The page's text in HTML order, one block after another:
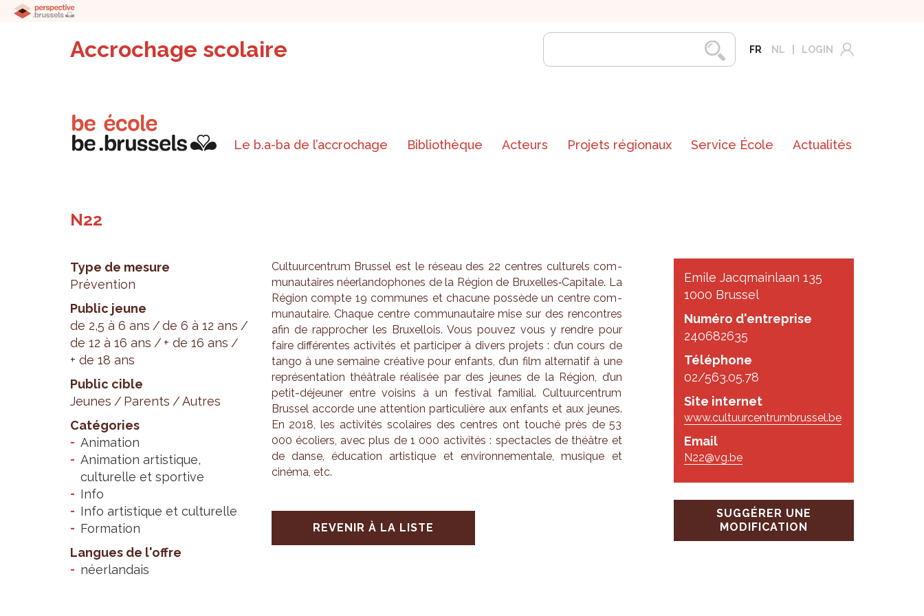
Accrochage scolaire FR NL LOGIN
Le b.a-ba de l’accrochage Bibliothèque Acteurs Projets régionaux Service École Actualités
N22
Type de mesure
Prévention
Public jeune
de 2,5 à 6 ans
de 6 à 12 ans
de 12 à 16 ans
+ de 16 ans
+ de 18 ans
Public cible
Jeunes
Parents
Autres
Catégories
Animation
Animation artistique,
culturelle et sportive
Info
Info artistique et culturelle
Formation
Langues de l'offre
néerlandais
Emile Jacqmainlaan 135
1000 Brussel
Numéro d'entreprise
240682635
Téléphone
02/563.05.78
Site internet
www.cultuurcentrumbrussel.be
Email
N22@vg.be
SUGGÉRER UNE
MODIFICATION
Cultuur­cen­trum Brus­sel est le réseau des 22 centres cultu­rels com­
mu­nau­taires néer­lan­do­phones de la Région de Bruxelles‑Capi­tale. La
Région compte 19 com­munes et cha­cune pos­sède un centre com­
mu­nau­taire. Chaque centre com­mu­nau­taire mise sur des ren­contres
afin de rap­pro­cher les Bruxel­lois. Vous pou­vez vous y rendre pour
faire dif­fé­rentes acti­vi­tés et par­ti­ci­per à divers pro­jets : d’un cours de
tango à une semaine créa­tive pour enfants, d’un film alter­na­tif à une
repré­sen­ta­tion théâ­trale réa­li­sée par des jeunes de la Région, d’un
petit-déjeu­ner entre voi­sins à un fes­ti­val fami­lial. Cultuur­cen­trum
Brus­sel accorde une atten­tion par­ti­cu­lière aux enfants et aux jeunes.
En 2018, les acti­vi­tés sco­laires des centres ont tou­ché près de 53
000 éco­liers, avec plus de 1 000 acti­vi­tés : spec­tacles de théâtre et
de danse, édu­ca­tion artis­tique et envi­ron­ne­men­tale, musique et
cinéma, etc.
REVENIR À LA LISTE